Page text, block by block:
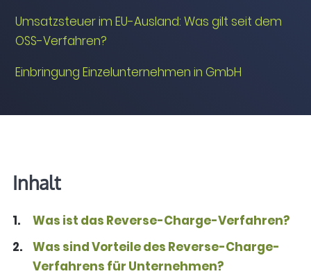
Umsatzsteuer im EU-Ausland: Was gilt seit dem
OSS-Verfahren?
Einbringung Einzelunternehmen in GmbH
Inhalt
Was ist das Reverse-Charge-Verfahren?
Was sind Vorteile des Reverse-Charge-
Verfahrens für Unternehmen?